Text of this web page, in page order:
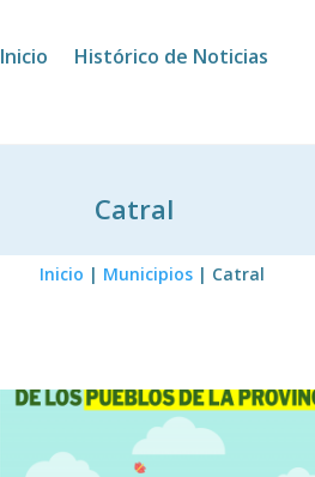
Inicio Histórico de Noticias
Catral
Inicio | Municipios | Catral